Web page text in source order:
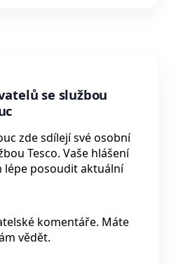
se službou
zde sdílejí své osobní
Tesco. Vaše hlášení
lépe posoudit aktuální
komentáře. Máte
vědět.